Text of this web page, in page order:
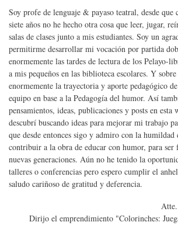
Soy profe de lenguaje & payaso teatral, desde que
siete años no he hecho otra cosa que leer, jugar,
salas de clases junto a mis estudiantes. Soy un
permitirme desarrollar mi vocación por partida
enormemente las tardes de lectura de los Pelayo-
a mis pequeños en las biblioteca escolares. Y
enormemente la trayectoria y aporte pedagógico
equipo en base a la Pedagogía del humor. Así
pensamientos, ideas, publicaciones y posts en esta
descubrí buscando ideas para mejorar mi trabajo
que desde entonces sigo y admiro con la humildad
contribuir a la obra de educar con humor, para
nuevas generaciones. Aún no he tenido la
talleres o conferencias pero espero cumplir el
saludo cariñoso de gratitud y deferencia.
Dirijo el emprendimiento "Colorinches: